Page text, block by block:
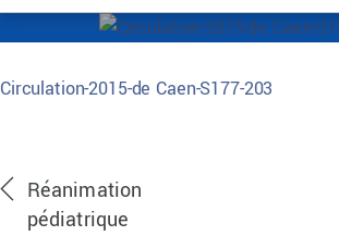
Circulation-
Circulation-2015-de Caen-
Circulation-2015-de Caen-S177-203
Réanimation
pédiatrique